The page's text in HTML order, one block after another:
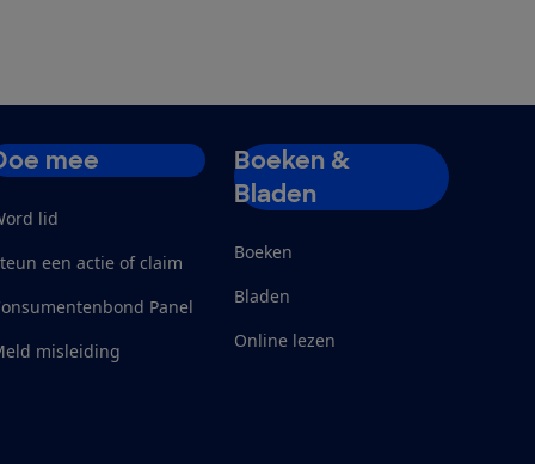
mee
lid
een actie of claim
Panel
misleiding
Boeken &
Bladen
Boeken
Bladen
Online lezen